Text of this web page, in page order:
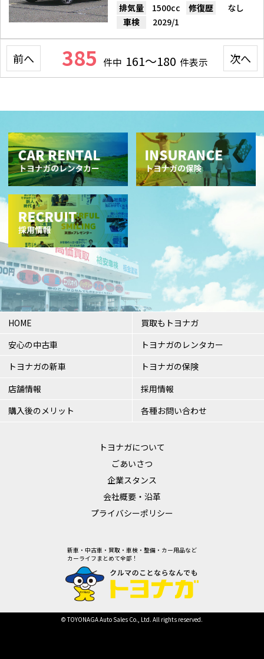
排気量
1500cc 修復歴
なし
車検
2029/1
385 件中 161～180 件表示
前へ 次へ
HOME
安心の中古車
トヨナガの新車
店舗情報
購入後のメリット
買取もトヨナガ
トヨナガのレンタカー
トヨナガの保険
採用情報
各種お問い合わせ
トヨナガについて
ごあいさつ
企業スタンス
会社概要・沿革
プライバシーポリシー
新車・中古車・買取・車検・整備・カー用品など
カーライフまとめて全部！
© TOYONAGA Auto Sales Co., Ltd. All rights reserved.